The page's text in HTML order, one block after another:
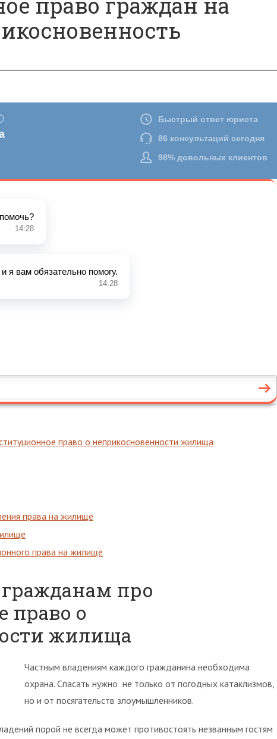
право о неприкосновенности жилища
права на жилище
права на жилище
про
право о
жилища
Частным владениям каждого гражданина необходима
охрана. Спасать нужно не только от погодных катаклизмов,
но и от посягательств злоумышленников.
порой не всегда может противостоять незванным гостям